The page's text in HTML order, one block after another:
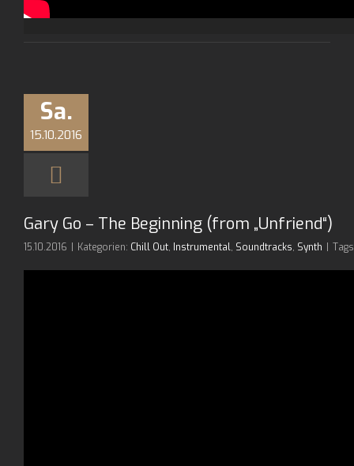
Sa.
15.10.2016
Gary Go – The Beginning (from „Unfriend“)
15.10.2016 Kategorien: Chill Out, Instrumental, Soundtracks, Synth